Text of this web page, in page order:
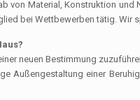
von Material, Konstruktion
bei Wettbewerben tätig. Wir
neuen Bestimmung
Außengestaltung einer